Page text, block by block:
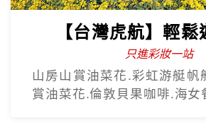
【台灣虎航】暢遊
只進彩妝一站